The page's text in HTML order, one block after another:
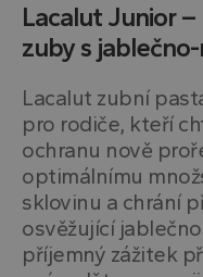
Lacalut Junior
zuby s
Lacalut zubní
pro rodiče, kteří
ochranu nově
optimálnímu
sklovinu a chrání
osvěžující
příjemný zážitek